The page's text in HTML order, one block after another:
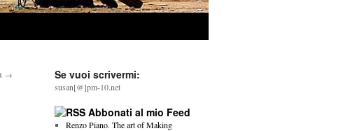
→ Se vuoi scrivermi:
susan[@]pm-10.net
Abbonati al mio Feed
Renzo Piano. The art of Making